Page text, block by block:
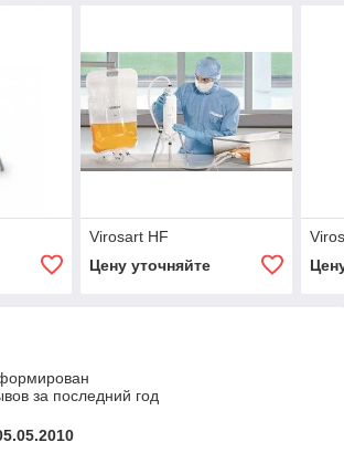
Virosart HF
Цену уточняйте
за последний год